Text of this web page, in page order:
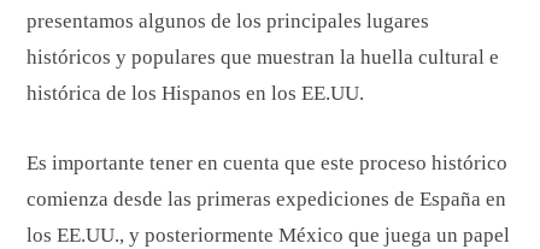
presentamos algunos de los principales lugares
históricos y populares que muestran la huella cultural e
histórica de los Hispanos en los EE.UU.
Es importante tener en cuenta que este proceso histórico
comienza desde las primeras expediciones de España en
los EE.UU., y posteriormente México que juega un papel